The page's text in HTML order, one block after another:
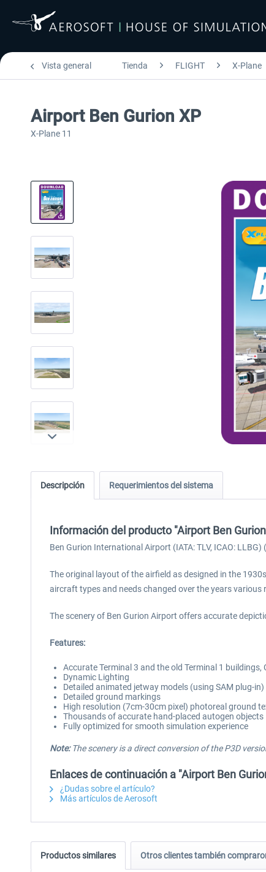
Vista general Tienda FLIGHT X-Plane
Airport Ben Gurion XP
X-Plane 11
Descripción Requerimientos del sistema
Información del producto "Airport Ben
Ben Gurion International Airport (IATA: TLV, ICAO:
The original layout of the airfield as designed in the
aircraft types and needs changed over the years
The scenery of Ben Gurion Airport offers accurate
Features:
Accurate Terminal 3 and the old Terminal 1
Dynamic Lighting
Detailed animated jetway models (using SAM plug-in)
Detailed ground markings
High resolution (7cm-30cm pixel) photoreal ground
Thousands of accurate hand-placed autogen objects
Fully optimized for smooth simulation experience
Note:The scenery is a direct conversion of the P3D
Enlaces de continuación a "Airport Ben
¿Dudas sobre el artículo?
Más artículos de Aerosoft
Productos similares Otros clientes también